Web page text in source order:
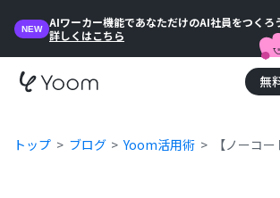
NEW
AIワーカー機能であなただけのAI社員をつくろ
詳しくはこちら
無
トップ ブログ Yoom活用術 【ノーコ